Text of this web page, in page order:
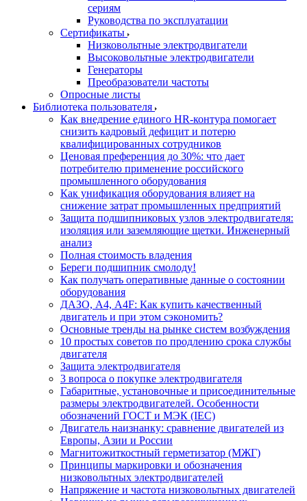
сериям
Руководства по эксплуатации
Сертификаты
Низковольтные электродвигатели
Высоковольтные электродвигатели
Генераторы
Преобразователи частоты
Опросные листы
Библиотека пользователя
Как внедрение единого HR-контура помогает
снизить кадровый дефицит и потерю
квалифицированных сотрудников
Ценовая преференция до 30%: что дает
потребителю применение российского
промышленного оборудования
Как унификация оборудования влияет на
снижение затрат промышленных предприятий
Защита подшипниковых узлов электродвигателя:
изоляция или заземляющие щетки. Инженерный
анализ
Полная стоимость владения
Береги подшипник смолоду!
Как получать оперативные данные о состоянии
оборудования
ДАЗО, А4, А4F: Как купить качественный
двигатель и при этом сэкономить?
Основные тренды на рынке систем возбуждения
10 простых советов по продлению срока службы
двигателя
Защита электродвигателя
3 вопроса о покупке электродвигателя
Габаритные, установочные и присоединительные
размеры электродвигателей. Особенности
обозначений ГОСТ и МЭК (IEC)
Двигатель наизнанку: сравнение двигателей из
Европы, Азии и России
Магнитожиткостный герметизатор (МЖГ)
Принципы маркировки и обозначения
низковольтных электродвигателей
Напряжение и частота низковольтных двигателей